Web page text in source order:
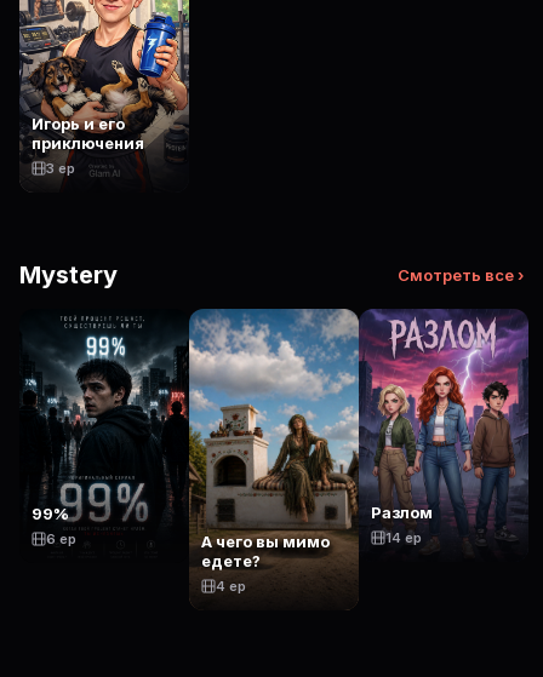
Игорь и его
приключения
3 ep
Mystery Смотреть все ›
99%
6 ep
А чего вы мимо
едете?
4 ep
Разлом
14 ep